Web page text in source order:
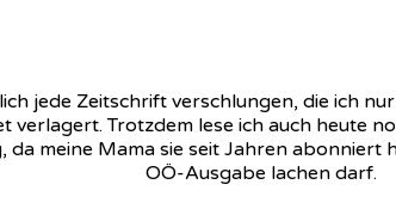
jede Zeitschrift verschlungen, die ich
Trotzdem lese ich auch heute
da meine Mama sie seit Jahren
OÖ-Ausgabe lachen darf.